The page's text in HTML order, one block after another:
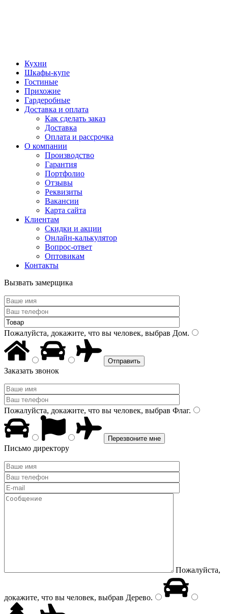
Кухни
Шкафы-купе
Гостиные
Прихожие
Гардеробные
Доставка и оплата
Как сделать заказ
Доставка
Оплата и рассрочка
О компании
Производство
Гарантия
Портфолио
Отзывы
Реквизиты
Вакансии
Карта сайта
Клиентам
Скидки и акции
Онлайн-калькулятор
Вопрос-ответ
Оптовикам
Контакты
Вызвать замерщика
Пожалуйста, докажите, что вы человек, выбрав Дом.
Заказать звонок
Пожалуйста, докажите, что вы человек, выбрав Флаг.
Письмо директору
Пожалуйста,
докажите, что вы человек, выбрав Дерево.